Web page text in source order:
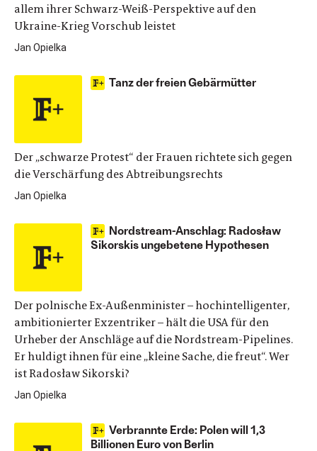
allem ihrer Schwarz-Weiß-Perspektive auf den
Ukraine-Krieg Vorschub leistet
Jan Opielka
Tanz der freien Gebärmütter
Der „schwarze Protest“ der Frauen richtete sich gegen
die Verschärfung des Abtreibungsrechts
Jan Opielka
Nordstream-Anschlag: Radosław
Sikorskis ungebetene Hypothesen
Der polnische Ex-Außenminister – hochintelligenter,
ambitionierter Exzentriker – hält die USA für den
Urheber der Anschläge auf die Nordstream-Pipelines.
Er huldigt ihnen für eine „kleine Sache, die freut“. Wer
ist Radosław Sikorski?
Jan Opielka
Verbrannte Erde: Polen will 1,3
Billionen Euro von Berlin